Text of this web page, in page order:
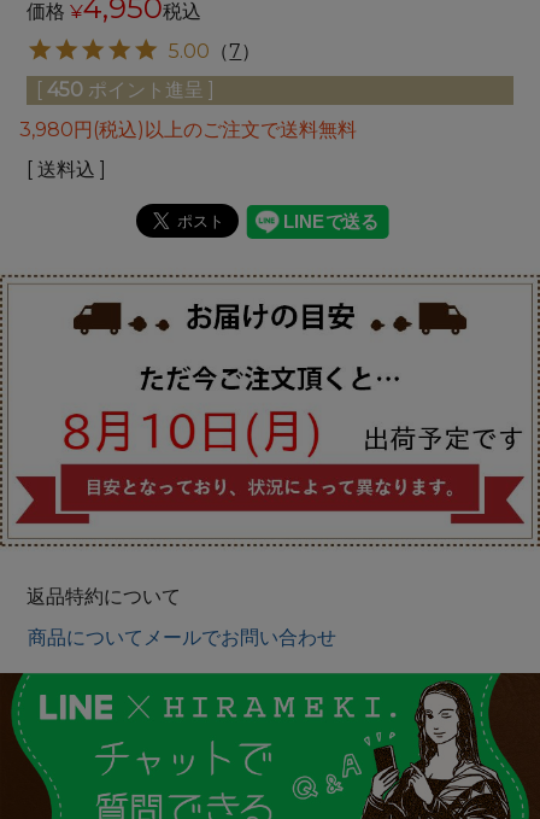
価格 ¥4,950税込
5.00 （7）
[ 450 ポイント進呈 ]
3,980円(税込)以上のご注文で送料無料
送料込
返品特約について
商品についてメールでお問い合わせ